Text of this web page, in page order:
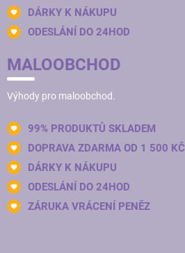
DÁRKY K NÁKUPU
ODESLÁNÍ DO 24HOD
MALOOBCHOD
Výhody pro maloobchod.
99% PRODUKTŮ SKLADEM
DOPRAVA ZDARMA OD 1 500 KČ
DÁRKY K NÁKUPU
ODESLÁNÍ DO 24HOD
ZÁRUKA VRÁCENÍ PENĚZ